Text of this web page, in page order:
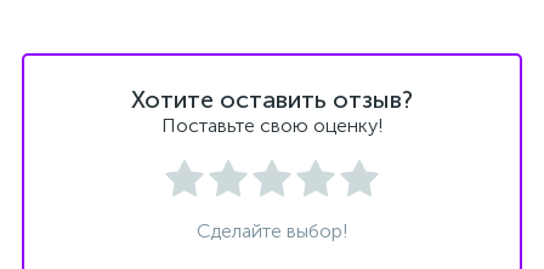
Хотите оставить отзыв?
Поставьте свою оценку!
Сделайте выбор!